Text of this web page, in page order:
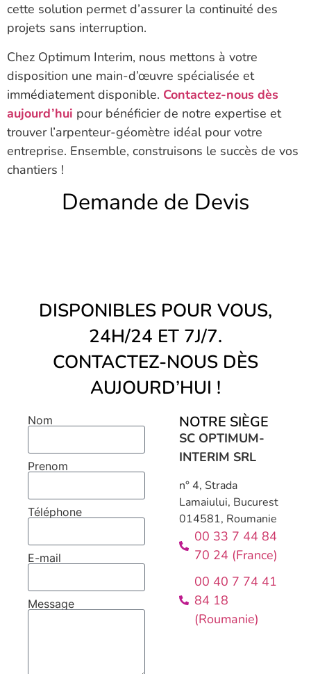
cette solution permet d’assurer la continuité des
projets sans interruption.
Chez Optimum Interim, nous mettons à votre
disposition une main-d’œuvre spécialisée et
immédiatement disponible. Contactez-nous dès
aujourd’hui pour bénéficier de notre expertise et
trouver l’arpenteur-géomètre idéal pour votre
entreprise. Ensemble, construisons le succès de vos
chantiers !
Demande de Devis
DISPONIBLES POUR VOUS,
24H/24 ET 7J/7.
CONTACTEZ-NOUS DÈS
AUJOURD’HUI !
Nom
Prenom
Téléphone
E-mail
Message
NOTRE SIÈGE
SC OPTIMUM-
INTERIM SRL
n° 4, Strada
Lamaiului, Bucurest
014581, Roumanie
00 33 7 44 84
70 24 (France)
00 40 7 74 41
84 18
(Roumanie)